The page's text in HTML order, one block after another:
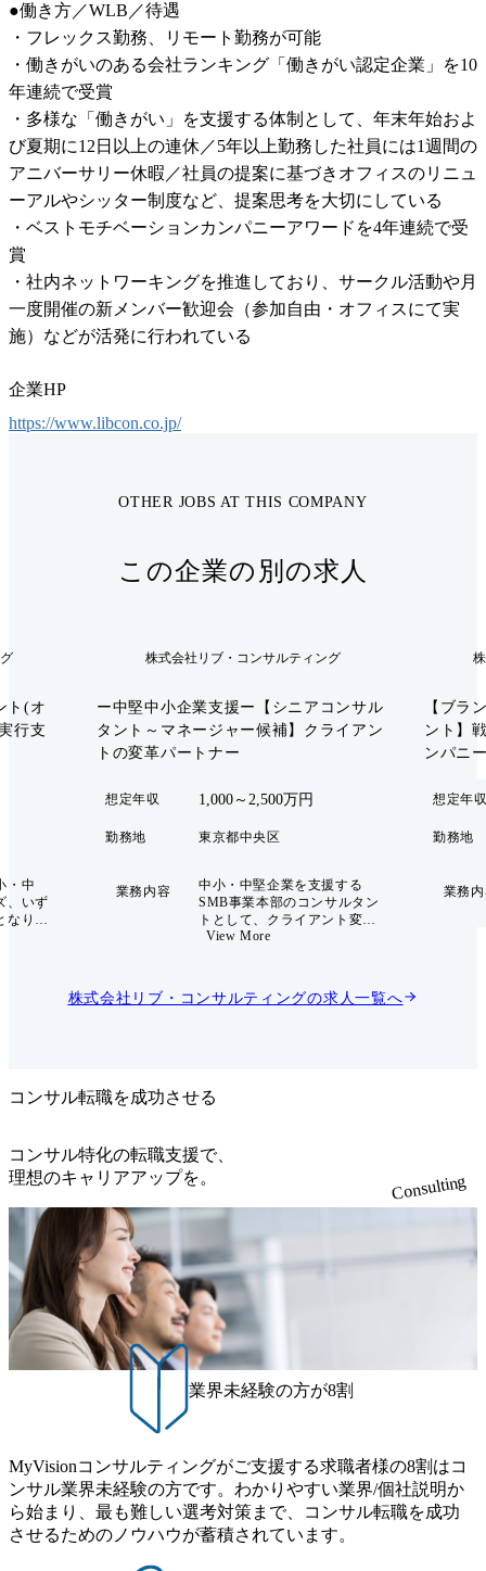
●働き方／WLB／待遇
・フレックス勤務、リモート勤務が可能
・働きがいのある会社ランキング「働きがい認定企業」を10
年連続で受賞
・多様な「働きがい」を支援する体制として、年末年始およ
び夏期に12日以上の連休／5年以上勤務した社員には1週間の
アニバーサリー休暇／社員の提案に基づきオフィスのリニュ
ーアルやシッター制度など、提案思考を大切にしている
・ベストモチベーションカンパニーアワードを4年連続で受
賞
・社内ネットワーキングを推進しており、サークル活動や月
一度開催の新メンバー歓迎会（参加自由・オフィスにて実
施）などが活発に行われている
企業HP
https://www.libcon.co.jp/
OTHER JOBS AT THIS COMPANY
この企業の別の求人
ト(オ
行支
・中
、いず
なりま
ィ/地方
足とい
です。
株式会社リブ・コンサルティング
ー中堅中小企業支援ー【シニアコンサル
タント～マネージャー候補】クライアン
トの変革パートナー
想定年収 1,000～2,500万円
勤務地 東京都中央区
業務内容
中小・中堅企業を支援する
SMB事業本部のコンサルタン
トとして、クライアント変革
に向き合う「カンパニーコン
て、幅広い経営アジェンダに
対応し、業界をリードする
ーケティング・セールス ・組
社会課題となっている、サス
テナビリティ/地方創生/エネ
ルギー自給自足といったテー
増えています。 (変更の範囲)
パス】 ●マネジメント型 ・3
年目でマネージャーになり事
業創りと組織創りをリードし
たのちに、5年目以降はパー
トナーとして経営陣と共に会
社の成長と発展を牽引 ●専門
型 ・各インダストリーやソリ
ューションにおけるスペシャ
リストとして専門性を磨き続
ライアントの経営課題を把握
し、新たな案件の獲得をする
ことで、事業の拡大に貢献 ●
事業企画型 ・グループ会社を
含めた新規事業の立ち上げか
ら収益化までの一連のプロセ
View More
【ブラ
ント】
ンパニ
想定年
勤務地
業務
株式会社リブ・コンサルティングの求人一覧へ
コンサル転職を成功させる
コンサル特化の転職支援で、
理想のキャリアアップを。
Consulting
業界未経験の方が8割
MyVisionコンサルティングがご支援する求職者様の8割はコ
ンサル業界未経験の方です。わかりやすい業界/個社説明か
ら始まり、最も難しい選考対策まで、コンサル転職を成功
させるためのノウハウが蓄積されています。